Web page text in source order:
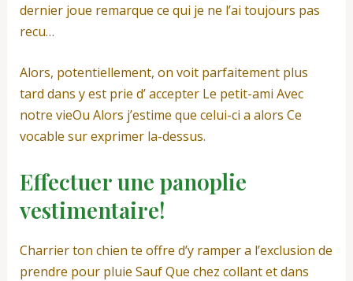
dernier joue remarque ce qui je ne l’ai toujours pas
recu…
Alors, potentiellement, on voit parfaitement plus
tard dans y est prie d’ accepter Le petit-ami Avec
notre vieOu Alors j’estime que celui-ci a alors Ce
vocable sur exprimer la-dessus.
Effectuer une panoplie
vestimentaire!
Charrier ton chien te offre d’y ramper a l’exclusion de
prendre pour pluie Sauf Que chez collant et dans